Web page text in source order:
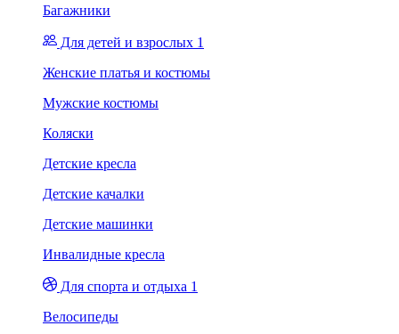
Багажники
Для детей и взрослых 1
Женские платья и костюмы
Мужские костюмы
Коляски
Детские кресла
Детские качалки
Детские машинки
Инвалидные кресла
Для спорта и отдыха 1
Велосипеды